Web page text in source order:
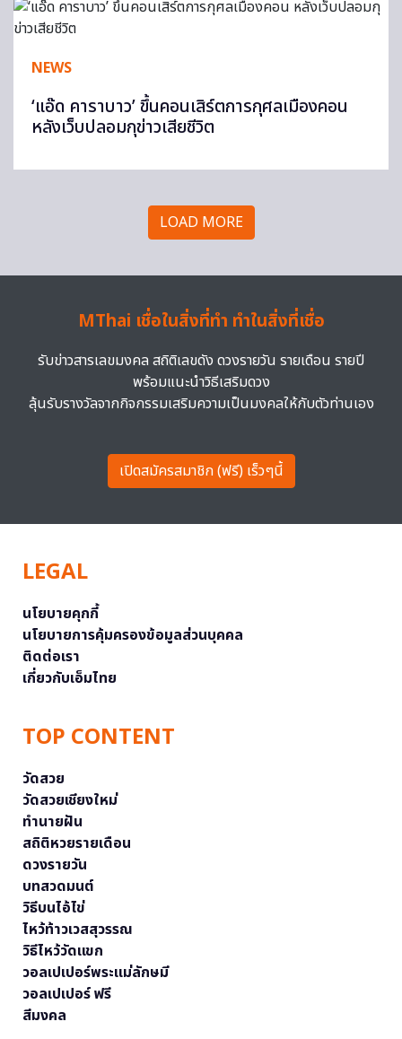
NEWS
‘แอ๊ด คาราบาว’ ขึ้นคอนเสิร์ตการกุศลเมืองคอน
หลังเว็บปลอมกุข่าวเสียชีวิต
LOAD MORE
MThai เชื่อในสิ่งที่ทำ ทำในสิ่งที่เชื่อ
รับข่าวสารเลขมงคล สถิติเลขดัง ดวงรายวัน รายเดือน รายปี
พร้อมแนะนำวิธีเสริมดวง
ลุ้นรับรางวัลจากกิจกรรมเสริมความเป็นมงคลให้กับตัวท่านเอง
เปิดสมัครสมาชิก (ฟรี) เร็วๆนี้
LEGAL
นโยบายคุกกี้
นโยบายการคุ้มครองข้อมูลส่วนบุคคล
ติดต่อเรา
เกี่ยวกับเอ็มไทย
TOP CONTENT
วัดสวย
วัดสวยเชียงใหม่
ทำนายฝัน
สถิติหวยรายเดือน
ดวงรายวัน
บทสวดมนต์
วิธีบนไอ้ไข่
ไหว้ท้าวเวสสุวรรณ
วิธีไหว้วัดแขก
วอลเปเปอร์พระแม่ลักษมี
วอลเปเปอร์ ฟรี
สีมงคล